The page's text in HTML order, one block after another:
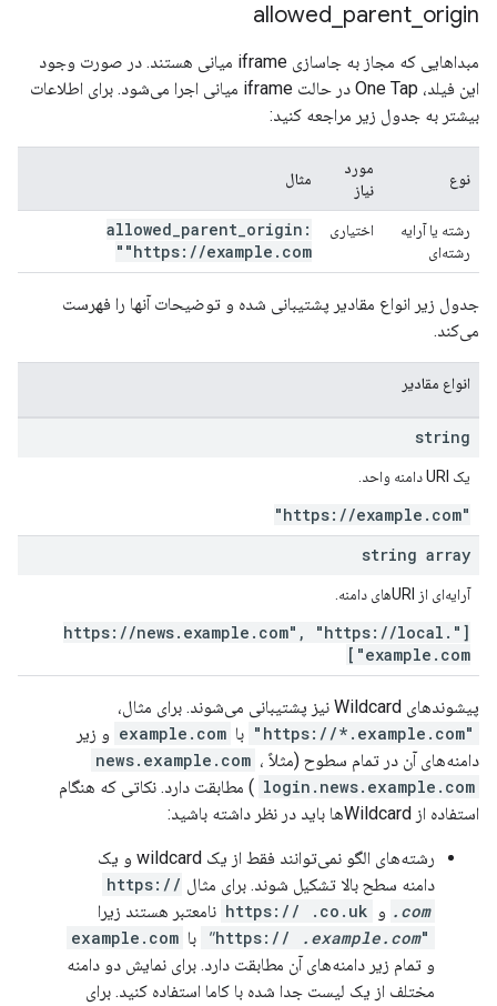
allowed parent origin
مبداهایی که مجاز به جاسازی iframe میانی هستند. در صورت وجود
این فیلد، One Tap در حالت iframe میانی اجرا می‌شود. برای اطلاعات
بیشتر به جدول زیر مراجعه کنید:
نوع
مورد
نیاز
مثال
رشته یا آرایه
رشته‌ای
اختیاری allowed parent origin:
"https: //example . com"
جدول زیر انواع مقادیر پشتیبانی شده و توضیحات آنها را فهرست
می‌کند.
انواع مقادیر
string
یک URI دامنه واحد.
"https:
//example . com"
string array
آرایه‌ای از URIهای دامنه.
["https:
//news. example . com" , "https: //local .
example . com"]
پیشوندهای Wildcard نیز پشتیبانی می‌شوند. برای مثال،
"https://*.example.com"
با example.com و زیر
دامنه‌های آن در تمام سطوح (مثلاً
news.example.com ،
login.news.example.com ) مطابقت دارد. نکاتی که هنگام
استفاده از Wildcardها باید در نظر داشته باشید:
رشته‌های الگو نمی‌توانند فقط از یک wildcard و یک
دامنه سطح بالا تشکیل شوند. برای مثال https://
.com و https:// .co.uk نامعتبر هستند زیرا
"https://
.example.com" با example.com
و تمام زیر دامنه‌های آن مطابقت دارد. برای نمایش دو دامنه
مختلف از یک لیست جدا شده با کاما استفاده کنید. برای